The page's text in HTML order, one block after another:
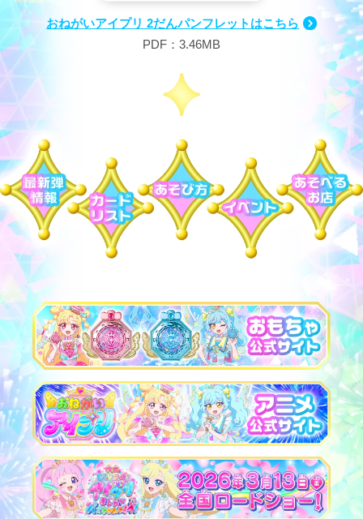
おねがいアイプリ 2だんパンフレットはこちら
PDF：3.46MB